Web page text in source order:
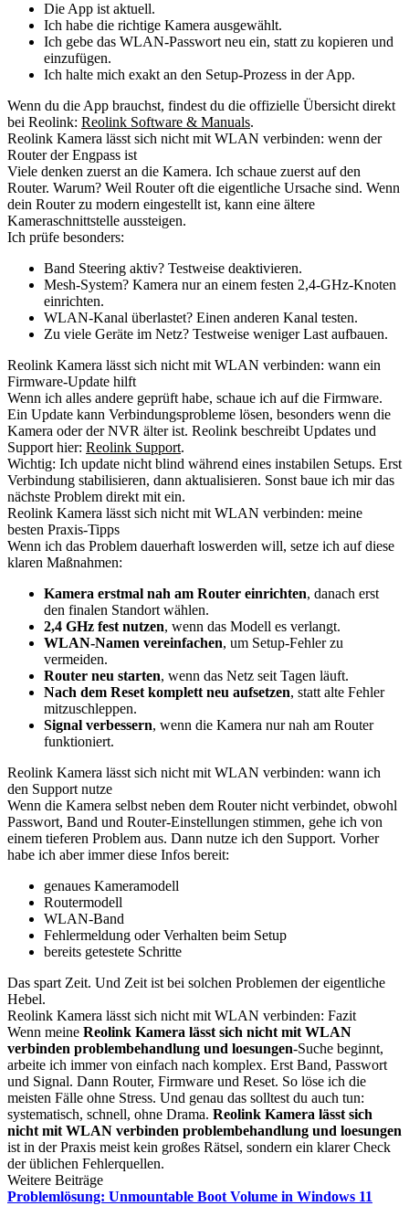
Die App ist aktuell.
Ich habe die richtige Kamera ausgewählt.
Ich gebe das WLAN-Passwort neu ein, statt zu kopieren und
einzufügen.
Ich halte mich exakt an den Setup-Prozess in der App.
Wenn du die App brauchst, findest du die offizielle Übersicht direkt
bei Reolink: Reolink Software & Manuals.
Reolink Kamera lässt sich nicht mit WLAN verbinden: wenn der
Router der Engpass ist
Viele denken zuerst an die Kamera. Ich schaue zuerst auf den
Router. Warum? Weil Router oft die eigentliche Ursache sind. Wenn
dein Router zu modern eingestellt ist, kann eine ältere
Kameraschnittstelle aussteigen.
Ich prüfe besonders:
Band Steering aktiv? Testweise deaktivieren.
Mesh-System? Kamera nur an einem festen 2,4-GHz-Knoten
einrichten.
WLAN-Kanal überlastet? Einen anderen Kanal testen.
Zu viele Geräte im Netz? Testweise weniger Last aufbauen.
Reolink Kamera lässt sich nicht mit WLAN verbinden: wann ein
Firmware-Update hilft
Wenn ich alles andere geprüft habe, schaue ich auf die Firmware.
Ein Update kann Verbindungsprobleme lösen, besonders wenn die
Kamera oder der NVR älter ist. Reolink beschreibt Updates und
Support hier: Reolink Support.
Wichtig: Ich update nicht blind während eines instabilen Setups. Erst
Verbindung stabilisieren, dann aktualisieren. Sonst baue ich mir das
nächste Problem direkt mit ein.
Reolink Kamera lässt sich nicht mit WLAN verbinden: meine
besten Praxis-Tipps
Wenn ich das Problem dauerhaft loswerden will, setze ich auf diese
klaren Maßnahmen:
Kamera erstmal nah am Router einrichten, danach erst
den finalen Standort wählen.
2,4 GHz fest nutzen, wenn das Modell es verlangt.
WLAN-Namen vereinfachen, um Setup-Fehler zu
vermeiden.
Router neu starten, wenn das Netz seit Tagen läuft.
Nach dem Reset komplett neu aufsetzen, statt alte Fehler
mitzuschleppen.
Signal verbessern, wenn die Kamera nur nah am Router
funktioniert.
Reolink Kamera lässt sich nicht mit WLAN verbinden: wann ich
den Support nutze
Wenn die Kamera selbst neben dem Router nicht verbindet, obwohl
Passwort, Band und Router-Einstellungen stimmen, gehe ich von
einem tieferen Problem aus. Dann nutze ich den Support. Vorher
habe ich aber immer diese Infos bereit:
genaues Kameramodell
Routermodell
WLAN-Band
Fehlermeldung oder Verhalten beim Setup
bereits getestete Schritte
Das spart Zeit. Und Zeit ist bei solchen Problemen der eigentliche
Hebel.
Reolink Kamera lässt sich nicht mit WLAN verbinden: Fazit
Wenn meine Reolink Kamera lässt sich nicht mit WLAN
verbinden problembehandlung und loesungen-Suche beginnt,
arbeite ich immer von einfach nach komplex. Erst Band, Passwort
und Signal. Dann Router, Firmware und Reset. So löse ich die
meisten Fälle ohne Stress. Und genau das solltest du auch tun:
systematisch, schnell, ohne Drama. Reolink Kamera lässt sich
nicht mit WLAN verbinden problembehandlung und loesungen
ist in der Praxis meist kein großes Rätsel, sondern ein klarer Check
der üblichen Fehlerquellen.
Weitere Beiträge
Problemlösung: Unmountable Boot Volume in Windows 11